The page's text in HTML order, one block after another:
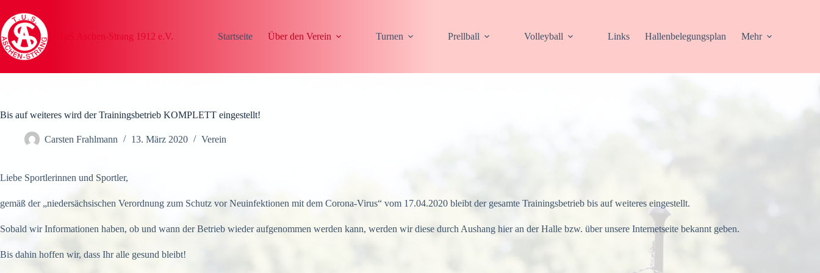
Inhalt
springen
TuS Aschen-Strang 1912 e.V.
Startseite Über den Verein Turnen Prellball Volleyball Links Hallenbelegungsplan Mehr
Bis auf weiteres wird der Trainingsbetrieb KOMPLETT eingestellt!
Carsten Frahlmann 13. März 2020 Verein
Liebe Sportlerinnen und Sportler,
gemäß der „niedersächsischen Verordnung zum Schutz vor Neuinfektionen mit dem Corona-Virus“ vom 17.04.2020 bleibt der gesamte Trainingsbetrieb bis auf weiteres eingestellt.
Sobald wir Informationen haben, ob und wann der Betrieb wieder aufgenommen werden kann, werden wir diese durch Aushang hier an der Halle bzw. über unsere Internetseite bekannt geben.
Bis dahin hoffen wir, dass Ihr alle gesund bleibt!